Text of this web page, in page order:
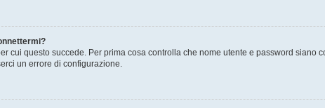
cui questo succede. Per prima cosa controlla che nome utente e password
un errore di configurazione.